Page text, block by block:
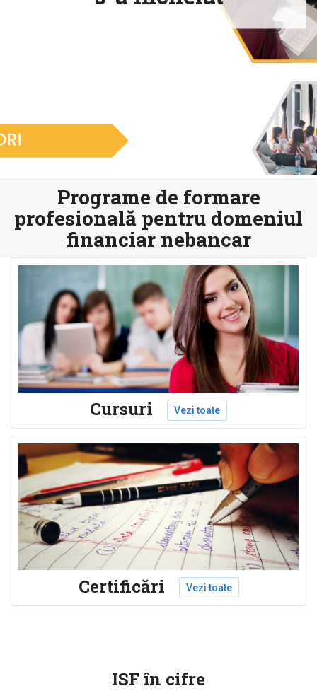
Financiare, 2026
Programe de formare
profesională pentru domeniul
financiar nebancar
Cursuri Vezi toate
Certificări Vezi toate
ISF în cifre